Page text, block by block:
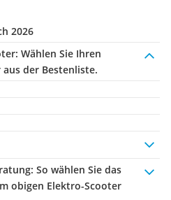
2026
Wählen Sie Ihren
der Bestenliste.
: So wählen Sie das
obigen Elektro-Scooter